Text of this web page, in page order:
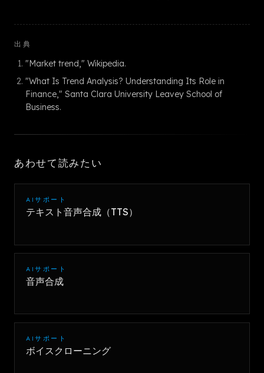
出典
"Market trend," Wikipedia.
"What Is Trend Analysis? Understanding Its Role in
Finance," Santa Clara University Leavey School of
Business.
あわせて読みたい
AIサポート
テキスト音声合成（TTS）
AIサポート
音声合成
AIサポート
ボイスクローニング